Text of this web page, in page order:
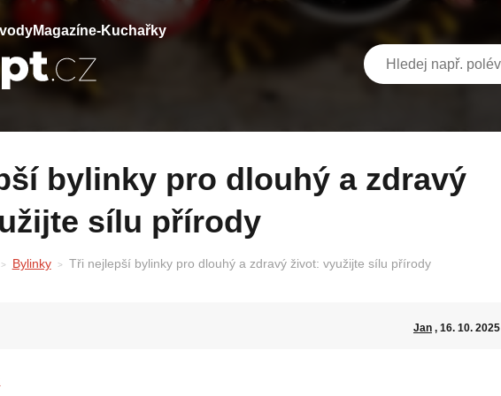
Magazíne-Kuchařky
sílu přírody
Bylinky Tři nejlepší bylinky pro dlouhý a zdravý život: využijte sílu přírody
Jan, 16. 10. 2025